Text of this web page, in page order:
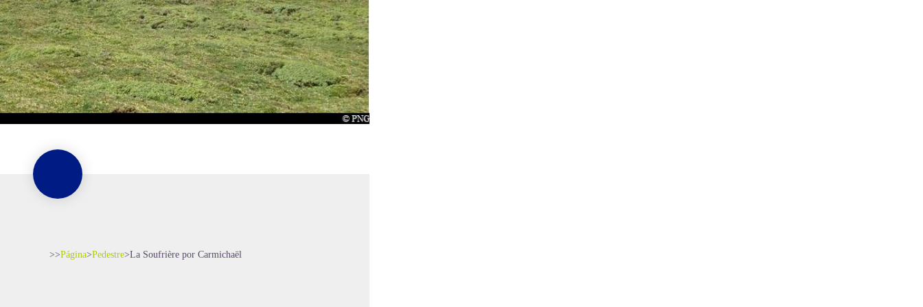
>>Página>Pedestre>La Soufrière por Carmichaël